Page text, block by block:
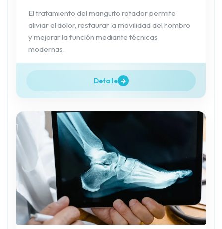
El tratamiento del manguito rotador permite
aliviar el dolor, restaurar la movilidad del hombro
y mejorar la función mediante técnicas
modernas.
Detalle